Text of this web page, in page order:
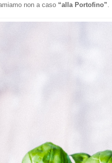
non a caso “alla Portofino”